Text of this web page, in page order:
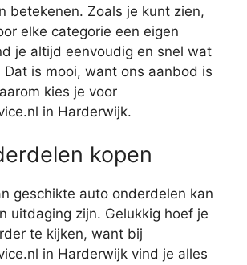
betekenen. Zoals je kunt zien,
elke categorie een eigen
je altijd eenvoudig en snel wat
is mooi, want ons aanbod is
kies je voor
in Harderwijk.
kopen
geschikte auto onderdelen kan
uitdaging zijn. Gelukkig hoef je
te kijken, want bij
in Harderwijk vind je alles